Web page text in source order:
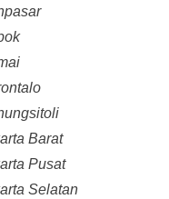
Barat
Pusat
Selatan